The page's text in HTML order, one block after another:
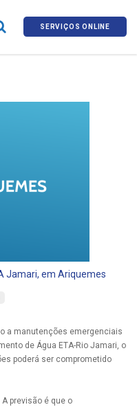
SERVIÇOS ONLINE
Jamari, em Ariquemes
a manutenções emergenciais
de Água ETA-Rio Jamari, o
poderá ser comprometido
previsão é que o